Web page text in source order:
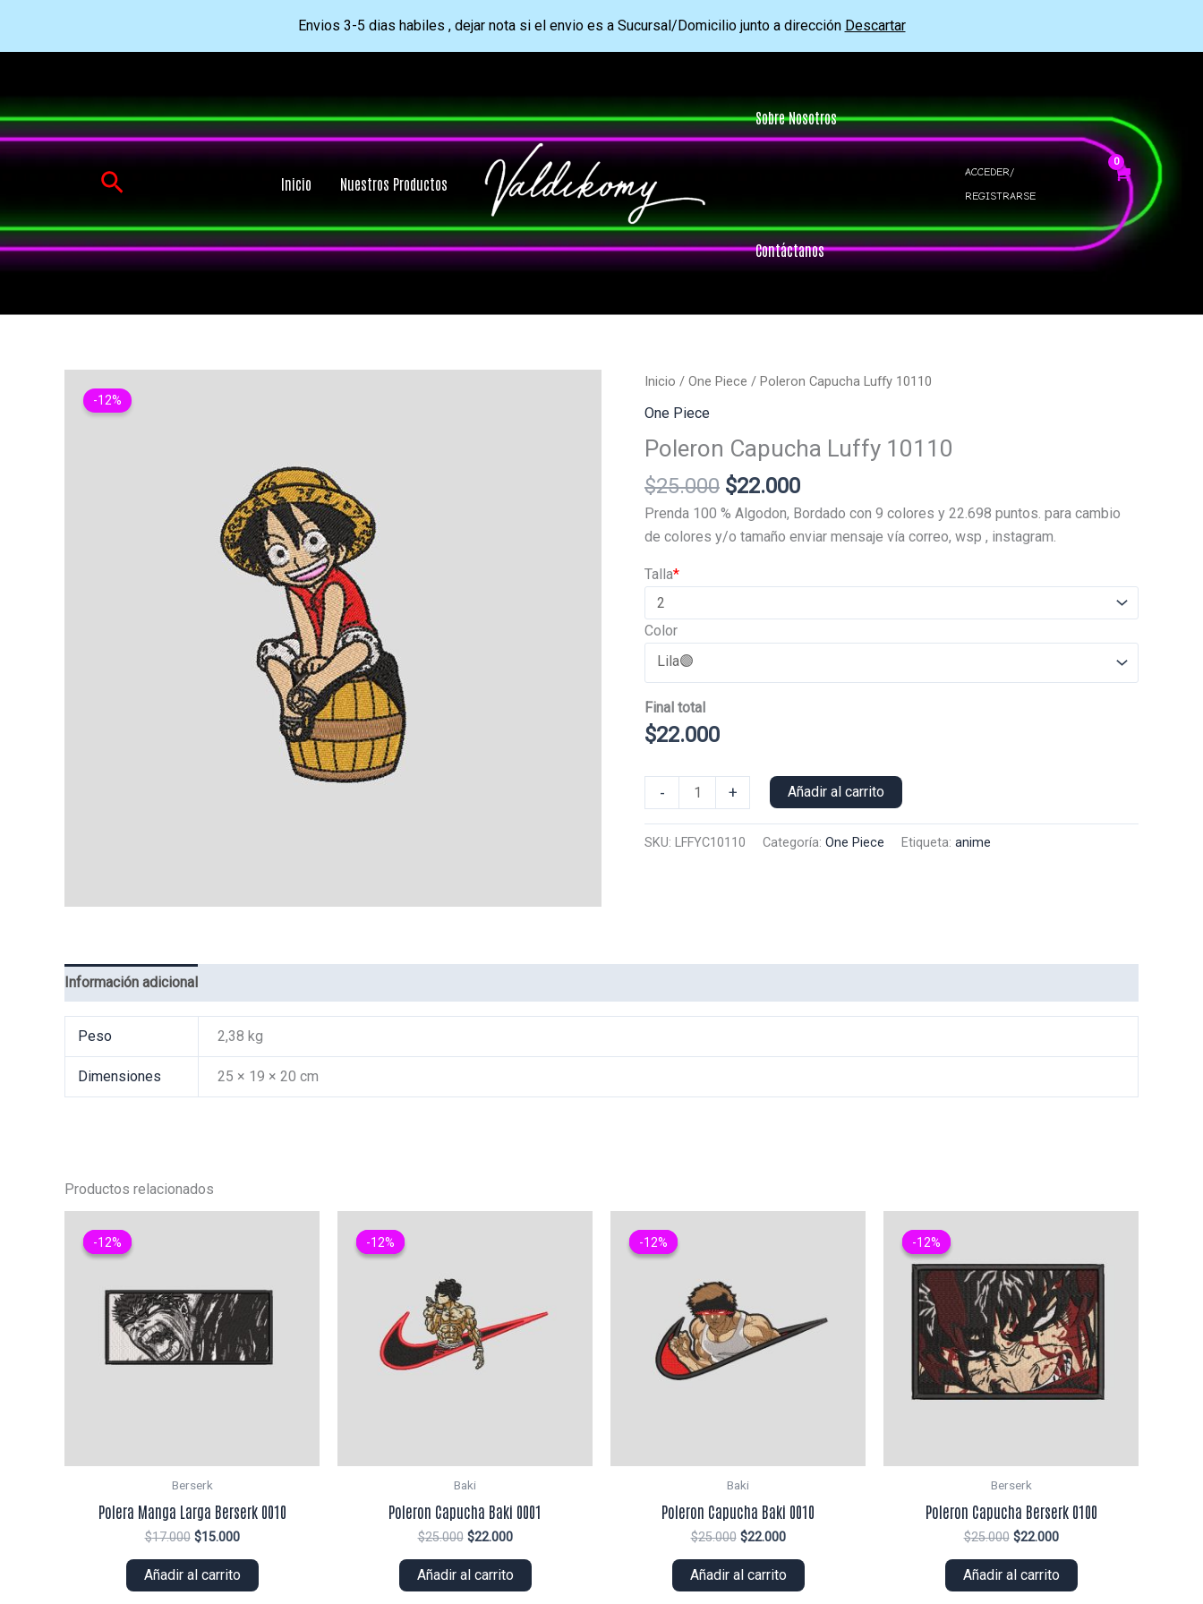
Envios 3-5 dias habiles , dejar nota si el envio es a Sucursal/Domicilio junto a dirección Descartar
contenido
Buscar Inicio Nuestros Productos
Sobre Nosotros
Contáctanos
ACCEDER/
REGISTRARSE
-12%
Inicio / One Piece / Poleron Capucha Luffy 10110
One Piece
Poleron Capucha Luffy 10110
$25.000 El
precio
original
$22.000El
precio
actual
Prenda 100 % Algodon, Bordado con 9 colores y 22.698 puntos. para cambio
de colores y/o tamaño enviar mensaje vía correo, wsp , instagram.
*
Talla
Color
Final total
$22.000
-
Capucha
Luffy
+ Añadir al carrito
SKU: LFFYC10110 Categoría: One Piece Etiqueta: anime
Información adicional
Peso 2,38 kg
Dimensiones 25 × 19 × 20 cm
Productos relacionados
-12%
-12%
Berserk
Polera Manga Larga Berserk 0010
$17.000 El
original
era:
$15.000El
actual
es:
Añadir al carrito
-12%
-12%
Baki
Poleron Capucha Baki 0001
$25.000 El
original
era:
$22.000El
actual
es:
Añadir al carrito
-12%
-12%
Baki
Poleron Capucha Baki 0010
$25.000 El
original
era:
$22.000El
actual
es:
Añadir al carrito
-12%
-12%
Berserk
Poleron Capucha Berserk 0100
$25.000 El
original
era:
$22.000El
actual
es:
Añadir al carrito